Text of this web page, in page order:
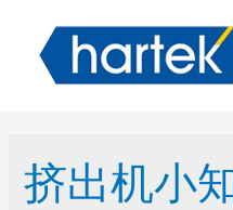
挤出机小